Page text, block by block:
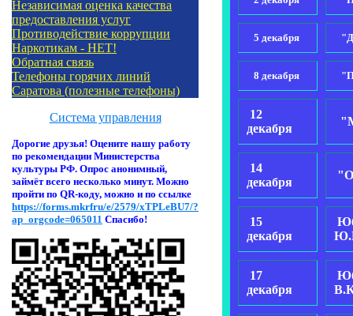
Независимая оценка качества
предоставления услуг
Противодействие коррупции
Наркотикам - НЕТ!
Обратная связь
Телефоны горячих линий
Саратова (полезные телефоны)
Система управления
Дорогие друзья! Оцените нашу работу
по рекомендации Министерства
культуры РФ. Опрос анонимный,
займёт всего несколько минут. Можно
пройти по QR-коду, можно и по ссылке
https://forms.mkrfru/e/2579/xTPLeBU7/?
ap_orgcode=065011 Спасибо!
5 декабря
8 декабря
12
декабря
14
декабря
15
декабря
17
декабря